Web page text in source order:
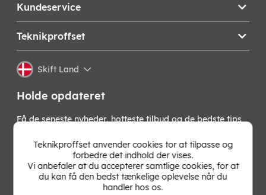
Kundeservice
Teknikproffset
Skift Land
Holde opdateret
Få de seneste nyheder, hotteste tilbud og de bedste tips
nyhedsbrev!
OK
Teknikproffset anvender cookies tor at tilpasse og
forbedre det indhold der vises.
Vi anbefaler at du accepterer samtlige cookies, for at
du kan få den bedst tænkelige oplevelse når du
handler hos os.